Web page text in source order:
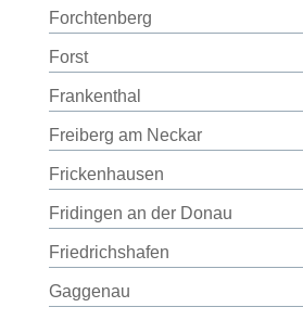
Forchtenberg
Forst
Frankenthal
Freiberg am Neckar
Frickenhausen
Fridingen an der Donau
Friedrichshafen
Gaggenau